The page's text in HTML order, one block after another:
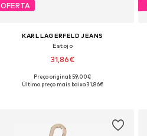
OFERTA
KARL LAGERFELD JEANS
Estojo
31,86€
Tamanhos disponíveis: One Size
Preço original: 59,00€
Último preço mais baixo:31,86€